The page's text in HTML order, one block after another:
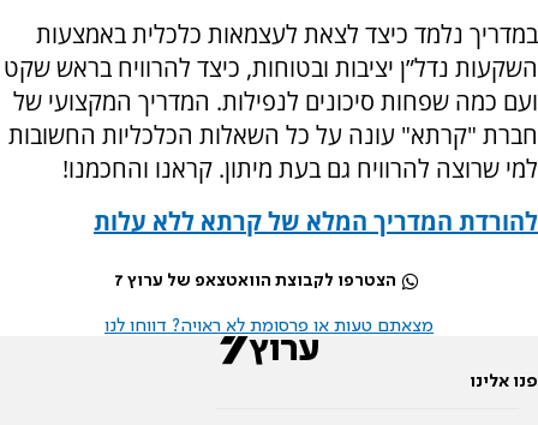
במדריך נלמד כיצד לצאת לעצמאות כלכלית באמצעות
השקעות נדל”ן יציבות ובטוחות, כיצד להרוויח בראש שקט
ועם כמה שפחות סיכונים לנפילות. המדריך המקצועי של
חברת "קרתא" עונה על כל השאלות הכלכליות החשובות
למי שרוצה להרוויח גם בעת מיתון. קראנו והחכמנו!
להורדת המדריך המלא של קרתא ללא עלות
הצטרפו לקבוצת הוואטצאפ של ערוץ 7
מצאתם טעות או פרסומת לא ראויה? דווחו לנו
פנו אלינו